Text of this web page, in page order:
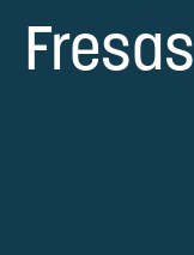
Fresas